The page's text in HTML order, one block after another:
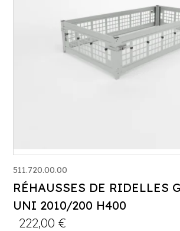
511.720.00.00
RÉHAUSSES DE RIDELLES
UNI 2010/200 H400
222,00€